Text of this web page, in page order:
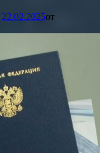
22.02.2025от